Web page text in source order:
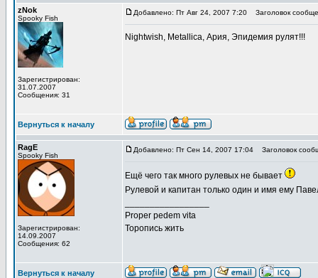
zNok
Spooky Fish
Зарегистрирован:
31.07.2007
Сообщения: 31
Добавлено: Пт Авг 24, 2007 7:20 Заголовок
Nightwish, Metallica, Ария, Эпидемия рулят!!!
Вернуться к началу
RagE
Spooky Fish
Зарегистрирован:
14.09.2007
Сообщения: 62
Добавлено: Пт Сен 14, 2007 17:04 Заголовок
Ещё чего так много рулевых не бывает
Рулевой и капитан только один и имя ему
Proper pedem vita
Торопись жить
Вернуться к началу